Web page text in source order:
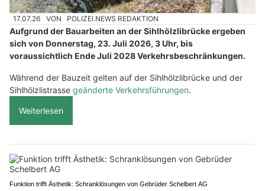
17.07.26 VON POLIZEI.NEWS REDAKTION
Aufgrund der Bauarbeiten an der Sihlhölzlibrücke ergeben
sich von Donnerstag, 23. Juli 2026, 3 Uhr, bis
voraussichtlich Ende Juli 2028 Verkehrsbeschränkungen.
Während der Bauzeit gelten auf der Sihlhölzlibrücke und der
Sihlhölzlistrasse geänderte Verkehrsführungen.
Weiterlesen
Funktion trifft Ästhetik: Schranklösungen von Gebrüder Schelbert AG